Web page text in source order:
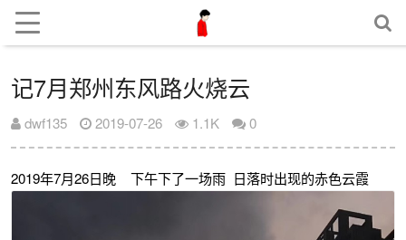
记7月郑州东风路火烧云
dwf135 2019-07-26 1.1K 0
2019年7月26日晚 下午下了一场雨 日落时出现的赤色云霞